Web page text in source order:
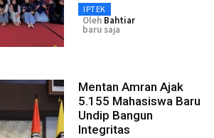
IPTEK
Oleh Bahtiar
baru saja
Mentan Amran Ajak
5.155 Mahasiswa Baru
Undip Bangun
Integritas